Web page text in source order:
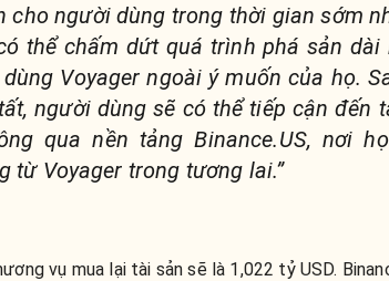
cho người dùng trong thời gian sớm
thể chấm dứt quá trình phá sản
Voyager ngoài ý muốn của họ.
người dùng sẽ có thể tiếp cận đến
qua nền tảng Binance.US, nơi
từ Voyager trong tương lai.”
vụ mua lại tài sản sẽ là 1,022 tỷ USD.